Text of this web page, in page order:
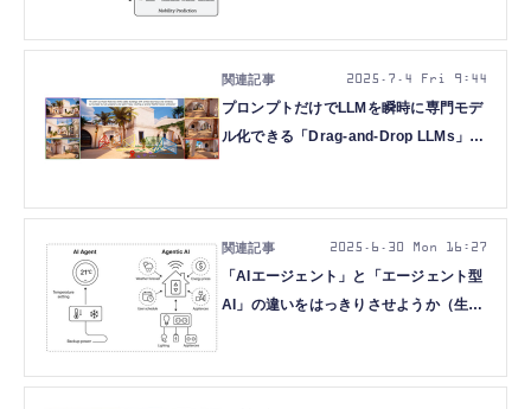
プロンプトだけでLLMを瞬時に専門モデ
ル化できる「Drag-and-Drop LLMs」、
技術5つを解説（生成AIウィークリー）
2025.7.4 Fri 9:44
「AIエージェント」と「エージェント型
AI」の違いをはっきりさせようか（生成
2025.6.30 Mon 16:27